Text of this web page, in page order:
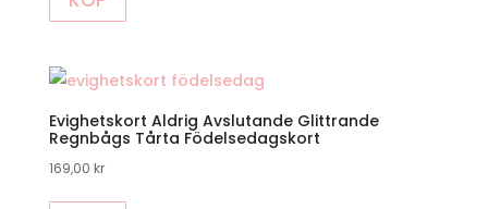
Evighetskort Aldrig Avslutande Glittrande
Regnbågs Tårta Födelsedagskort
169,00 kr